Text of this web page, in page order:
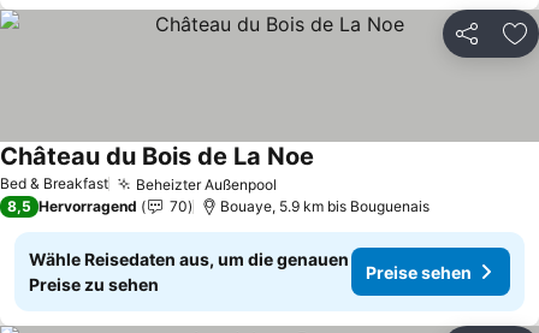
Teilen
Bed & Breakfast Beheizter Außenpool
Château du Bois de La Noe
8,5 Hervorragend 70 Bouaye, 5.9 km bis Bouguenais
Wähle Reisedaten aus, um die genauen
Preise zu sehen
Preise sehen